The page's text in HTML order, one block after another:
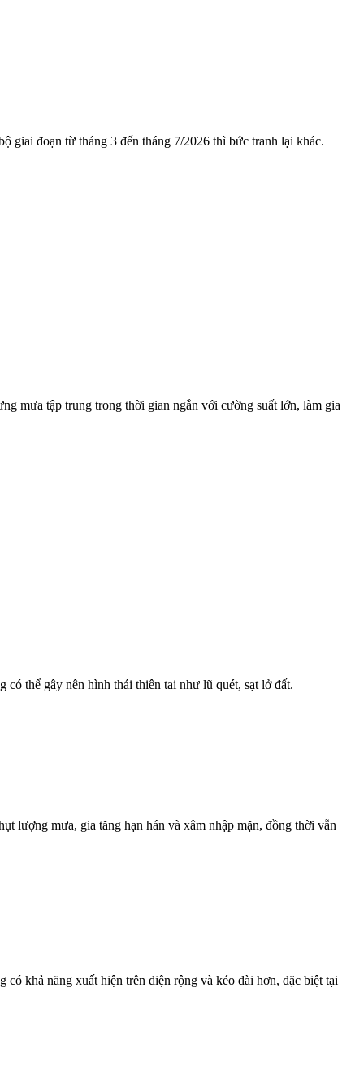
giai đoạn từ tháng 3 đến tháng 7/2026 thì bức tranh lại khác.
mưa tập trung trong thời gian ngắn với cường suất lớn, làm gia
thể gây nên hình thái thiên tai như lũ quét, sạt lở đất.
lượng mưa, gia tăng hạn hán và xâm nhập mặn, đồng thời vẫn
khả năng xuất hiện trên diện rộng và kéo dài hơn, đặc biệt tại